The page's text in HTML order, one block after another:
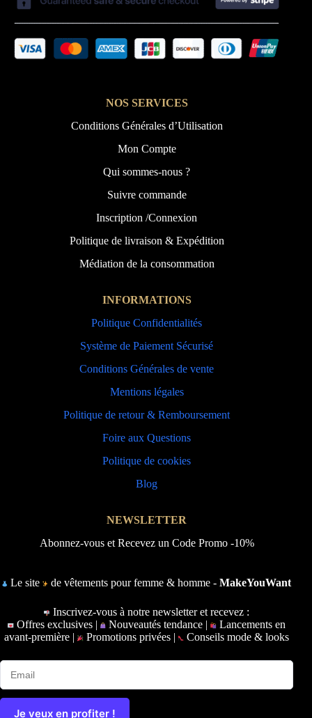
NOS SERVICES
Conditions Générales d’Utilisation
Mon Compte
Qui sommes-nous ?
Suivre commande
Inscription /Connexion
Politique de livraison & Expédition
Médiation de la consommation
INFORMATIONS
Politique Confidentialités
Système de Paiement Sécurisé
Conditions Générales de vente
Mentions légales
Politique de retour & Remboursement
Foire aux Questions
Politique de cookies
Blog
NEWSLETTER
Abonnez-vous et Recevez un Code Promo -10%
Le site de vêtements pour femme & homme -MakeYouWant
Inscrivez-vous à notre newsletter et recevez :
Offres exclusives |
Nouveautés tendance |
Lancements en
avant-première | Promotions privées | Conseils mode & looks
Je veux en profiter !